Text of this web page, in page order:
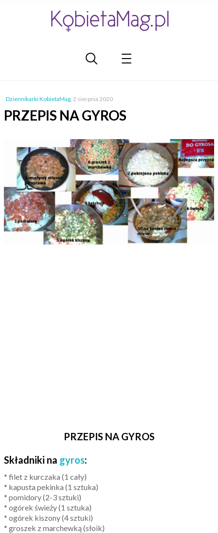
Dziennikarki KobietaMag, 2 sierpnia 2020
PRZEPIS NA GYROS
PRZEPIS NA GYROS
Składniki na gyros:
* filet z kurczaka (1 cały)
* kapusta pekinka (1 sztuka)
* pomidory (2-3 sztuki)
* ogórek świeży (1 sztuka)
* ogórek kiszony (4 sztuki)
* groszek z marchewką (słoik)